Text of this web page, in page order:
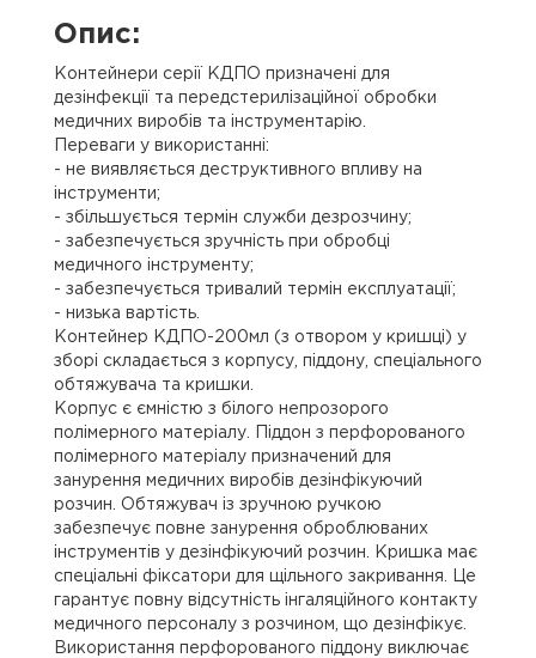
Опис:
Контейнери серії КДПО призначені для
дезінфекції та передстерилізаційної обробки
медичних виробів та інструментарію.
Переваги у використанні:
- не виявляється деструктивного впливу на
інструменти;
- збільшується термін служби дезрозчину;
- забезпечується зручність при обробці
медичного інструменту;
- забезпечується тривалий термін експлуатації;
- низька вартість.
Контейнер КДПО-200мл (з отвором у кришці) у
зборі складається з корпусу, піддону, спеціального
обтяжувача та кришки.
Корпус є ємністю з білого непрозорого
полімерного матеріалу. Піддон з перфорованого
полімерного матеріалу призначений для
занурення медичних виробів дезінфікуючий
розчин. Обтяжувач із зручною ручкою
забезпечує повне занурення оброблюваних
інструментів у дезінфікуючий розчин. Кришка має
спеціальні фіксатори для щільного закривання. Це
гарантує повну відсутність інгаляційного контакту
медичного персоналу з розчином, що дезінфікує.
Використання перфорованого піддону виключає